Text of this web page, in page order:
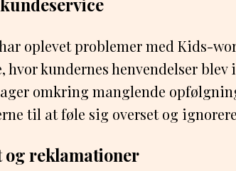
oplevet problemer med Kids-
kundernes henvendelser blev
omkring manglende
til at føle sig overset og
og reklamationer